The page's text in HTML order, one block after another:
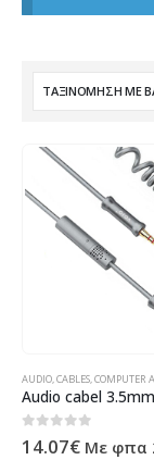
AUDIO CABLES COMPUTER
0 out of 5
14.07€ Με φπα